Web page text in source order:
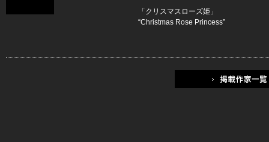
「クリスマスローズ姫」
“Christmas Rose Princess”